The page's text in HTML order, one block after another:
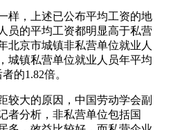
，上述已公布平均工资的地
员的平均工资都明显高于私营
北京市城镇非私营单位就业人
城镇私营单位就业人员年平均
的1.82倍。
大的原因，中国劳动学会副
者分析，非私营单位包括国